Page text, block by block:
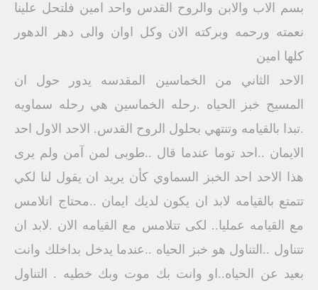
بسم الاب والابن والروح القدس واحد امين فلتحل علينا
نعمته ورحمه وبركته الان وكل اوان والى دهر الدهور
كلها امين
الاحد الثاني من الخماسين المقدسه يدور حول ان
المسيح خبز الحياه .رحله الخماسين هي رحله سماويه
.تبدا بالقيامه وتنتهي بحلول الروح القدس. الاحد الاول احد
الايمان ..احد توما عندما قال ..طوبى لمن آمن ولم يرى
هذا الاحد احد الخبز السماوي كأن يريد ان يقول لنا لكي
تتمتع بالقيامه لابد ان يكون لديك ايمان ..محتاج اتلامس
مع القيامه عمليا.. لكى تتلامس مع القيامه الان .لابد ان
تتناول ..التناول هو خبز الحياه ..عندما يدخل بداخلك وانت
بعيد عن الحياه..او وانت بك موت وبك خطيه . التناول